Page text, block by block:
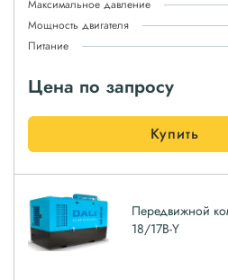
Максимальное давление
Мощность двигателя
Питание
Цена по запросу
Купить
Передвижной
18/17B-Y